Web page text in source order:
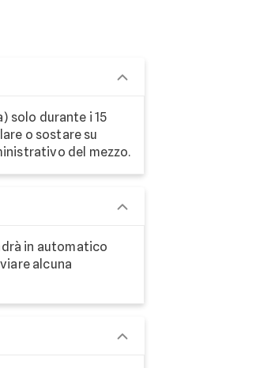
solo durante i 15
o sostare su
del mezzo.
in automatico
alcuna